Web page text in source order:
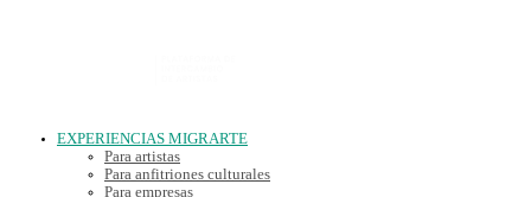
EXPERIENCIAS MIGRARTE
Para artistas
Para anfitriones culturales
Para empresas